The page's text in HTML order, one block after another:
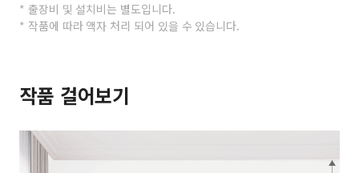
* 출장비 및 설치비는 별도입니다.
* 작품에 따라 액자 처리 되어 있을 수 있습니다.
작품 걸어보기